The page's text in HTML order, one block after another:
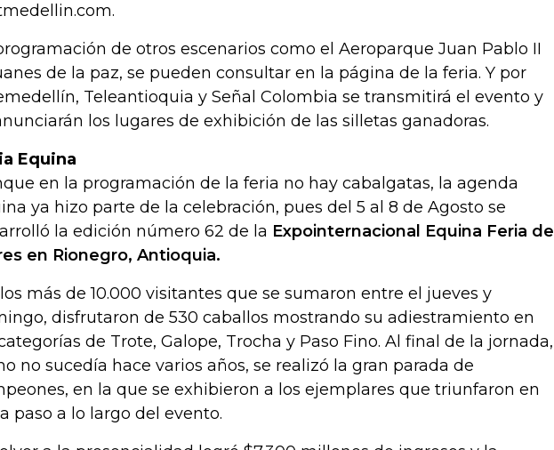
de otros escenarios como el Aeroparque Juan Pablo II
de la paz, se pueden consultar en la página de la feria. Y por
Teleantioquia y Señal Colombia se transmitirá el evento y
los lugares de exhibición de las silletas ganadoras.
Equina
en la programación de la feria no hay cabalgatas, la agenda
ya hizo parte de la celebración, pues del 5 al 8 de Agosto se
la edición número 62 de la Expointernacional Equina Feria de
en Rionegro, Antioquia.
más de 10.000 visitantes que se sumaron entre el jueves y
disfrutaron de 530 caballos mostrando su adiestramiento en
de Trote, Galope, Trocha y Paso Fino. Al final de la jornada,
no sucedía hace varios años, se realizó la gran parada de
en la que se exhibieron a los ejemplares que triunfaron en
paso a lo largo del evento.